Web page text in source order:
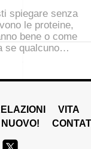
spiegare senza
le proteine,
bene o come
se qualcuno…
VITA
NUOVO!